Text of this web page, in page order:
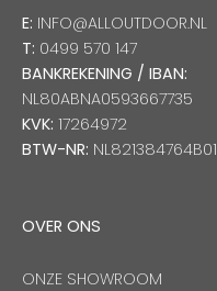
E: INFO@ALLOUTDOOR.NL
T: 0499 570 147
BANKREKENING / IBAN:
NL80ABNA0593667735
KVK: 17264972
BTW-NR: NL821384764B01
OVER ONS
ONZE SHOWROOM